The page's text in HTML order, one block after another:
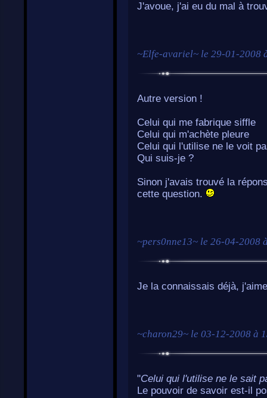
J'avoue, j'ai eu du mal à
~Elfe-avariel~ le 29-01-2008
Autre version !
Celui qui me fabrique siffle
Celui qui m'achète pleure
Celui qui l'utilise ne le voit
Qui suis-je ?
Sinon j'avais trouvé la
cette question.
~pers0nne13~ le 26-04-2008
Je la connaissais déjà,
~charon29~ le 03-12-2008 à
"Celui qui l'utilise ne le sait
Le pouvoir de savoir est-il